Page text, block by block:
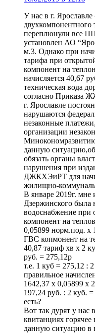
У нас в г. Ярославле
переплюнули все
установлен АО
м.3. Однако при
тарифа при
компонент на
начисляется 40,67
техническая вода
согласно Приказа
г. Ярославле
нарушаются
незаконные
организации
данную
обязать органы
нарушения при
ДЖКХЭиРТ для
жилищно-
В январе 2019г.
Дзержинского была
водоснабжение при
компонент на
0,05899 норм.под. х
ГВС копмонент на
40,87 тариф хв х 2
руб. = 275,12р
т.е. 1 куб = 275,12 :
правильное
1642,37 х 0,05899 х
197,24 руб. : 2 куб.
есть?
Вот так дурят у нас
квитанциях
данную ситуацию в